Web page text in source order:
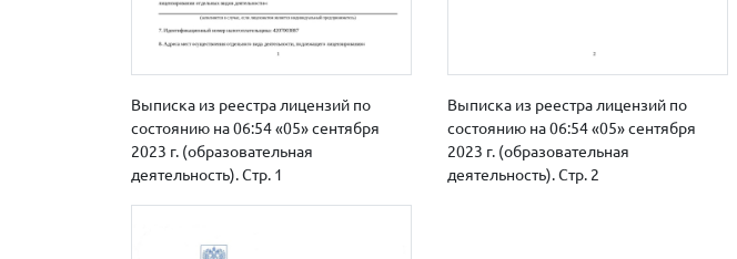
Выписка из реестра лицензий по
состоянию на 06:54 «05» сентября
2023 г. (образовательная
деятельность). Стр. 1
Выписка из реестра лицензий по
состоянию на 06:54 «05» сентября
2023 г. (образовательная
деятельность). Стр. 2